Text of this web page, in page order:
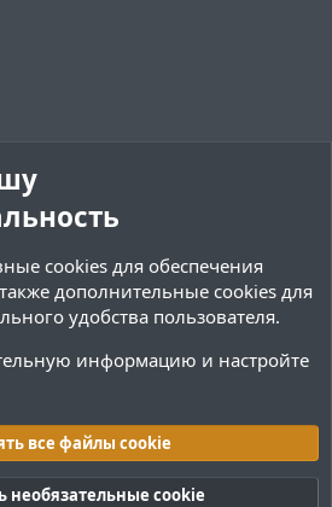
Русский (RU)
и правила
cookies для обеспечения
дополнительные cookies для
удобства пользователя.
информацию и настройте
все файлы cookie
необязательные cookie